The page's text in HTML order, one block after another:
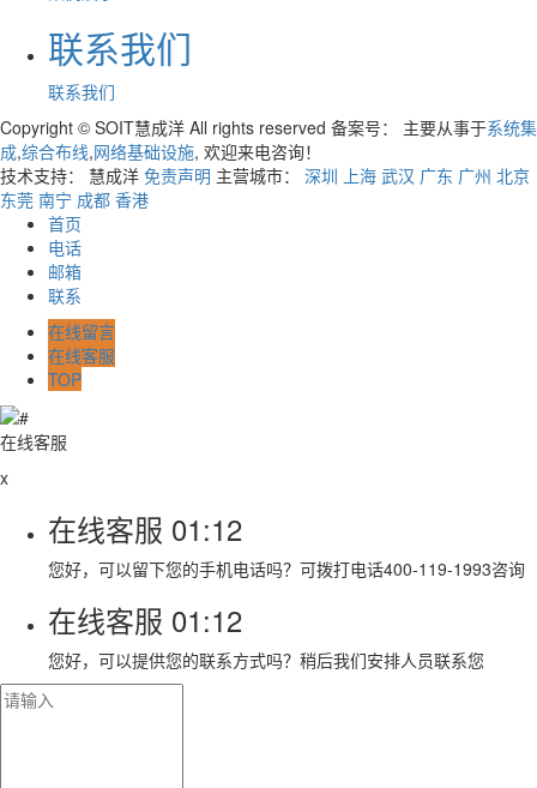
联系我们
联系我们
Copyright © SOIT慧成洋 All rights reserved 备案号：
主要从事于系统集
成,综合布线,网络基础设施, 欢迎来电咨询！
技术支持： 慧成洋 免责声明 主营城市： 深圳 上海 武汉 广东 广州 北京
东莞 南宁 成都 香港
首页
电话
邮箱
联系
在线留言
在线客服
TOP
在线客服
x
在线客服 01:12
您好，可以留下您的手机电话吗？可拨打电话400-119-1993咨询
在线客服 01:12
您好，可以提供您的联系方式吗？稍后我们安排人员联系您